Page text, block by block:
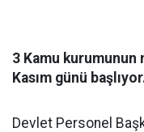
3 Kamu kurumunun
Kasım günü
Devlet Personel